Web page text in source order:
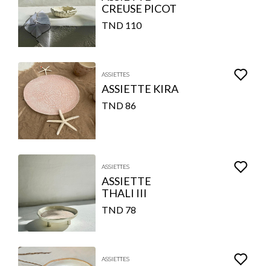
CREUSE PICOT
110 TND
ASSIETTES
ASSIETTE KIRA
86 TND
ASSIETTES
ASSIETTE
THALI III
78 TND
ASSIETTES